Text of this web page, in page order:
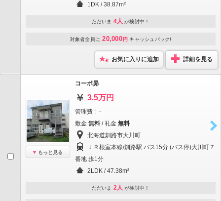
1DK / 38.87m²
ただいま 4人 が検討中！
対象者全員に 20,000 円 キャッシュバック!
お気に入りに追加 詳細を見る
もっと見る
コーポ昴
3.5万円
管理費 : －
敷金 無料 / 礼金 無料
北海道釧路市大川町
ＪＲ根室本線/釧路駅 バス15分 (バス停)大川町７
番地 歩1分
2LDK / 47.38m²
ただいま 2人 が検討中！